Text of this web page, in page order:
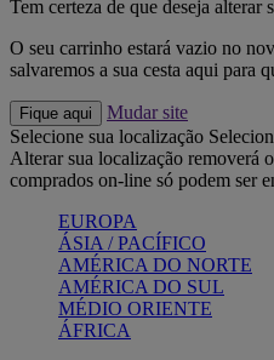
Tem certeza de que deseja alterar
O seu carrinho estará vazio no
salvaremos a sua cesta aqui para
Fique aqui
Mudar site
Selecione sua localização
Alterar sua localização removerá
comprados on-line só podem ser
EUROPA
ÁSIA / PACÍFICO
AMÉRICA DO NORTE
AMÉRICA DO SUL
MÉDIO ORIENTE
ÁFRICA